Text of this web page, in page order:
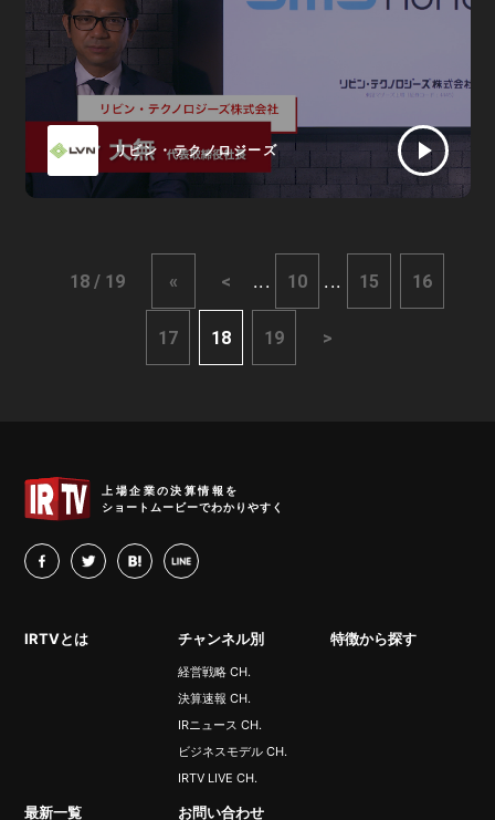
リビン・テクノロジーズ
18 / 19 « < ... 10 ... 15 16
17 18 19 >
IRTV
上場企業の決算情報を
ショートムービーでわかりやすく
facebook
twitterhatenaLINE
IRTVとは チャンネル別
経営戦略 CH.
決算速報 CH.
IRニュース CH.
ビジネスモデル CH.
IRTV LIVE CH.
特徴から探す
最新一覧 お問い合わせ